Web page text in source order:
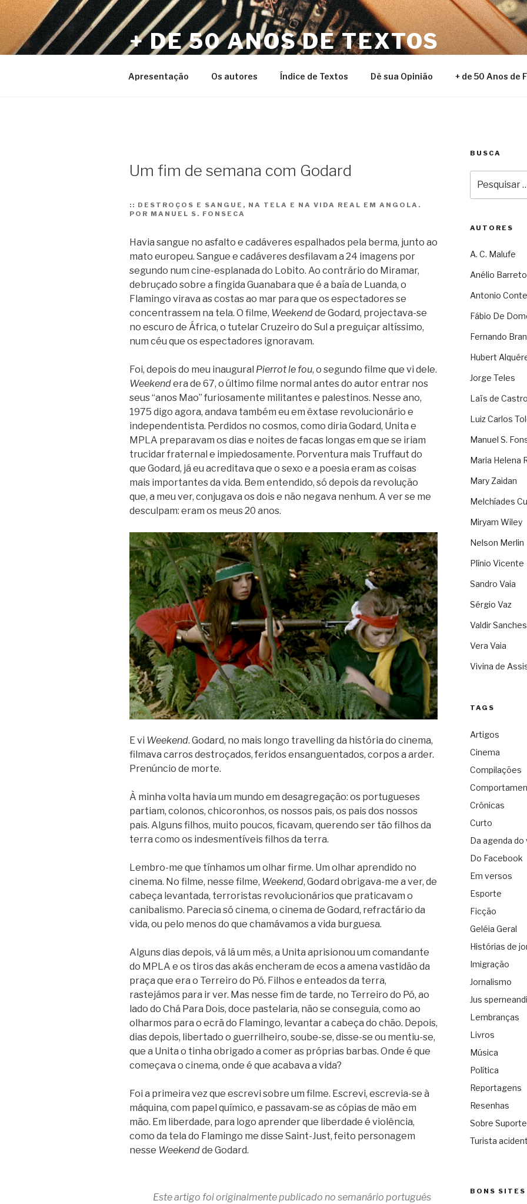
Pular
para
o
conteúdo
+ DE 50 ANOS DE TEXTOS
Apresentação Os autores Índice de Textos Dê sua Opinião + de 50 Anos de
Um fim de semana com Godard
:: DESTROÇOS E SANGUE, NA TELA E NA VIDA REAL EM ANGOLA.
POR MANUEL S. FONSECA
Havia sangue no asfalto e cadáveres espalhados pela berma, junto ao
mato europeu. Sangue e cadáveres desfilavam a 24 imagens por
segundo num cine-esplanada do Lobito. Ao contrário do Miramar,
debruçado sobre a fingida Guanabara que é a baía de Luanda, o
Flamingo virava as costas ao mar para que os espectadores se
concentrassem na tela. O filme, Weekendde Godard, projectava-se
no escuro de África, o tutelar Cruzeiro do Sul a preguiçar altíssimo,
num céu que os espectadores ignoravam.
Foi, depois do meu inaugural Pierrot le fou, o segundo filme que vi dele.
Weekendera de 67, o último filme normal antes do autor entrar nos
seus “anos Mao” furiosamente militantes e palestinos. Nesse ano,
1975 digo agora, andava também eu em êxtase revolucionário e
independentista. Perdidos no cosmos, como diria Godard, Unita e
MPLA preparavam os dias e noites de facas longas em que se iriam
trucidar fraternal e impiedosamente. Porventura mais Truffaut do
que Godard, já eu acreditava que o sexo e a poesia eram as coisas
mais importantes da vida. Bem entendido, só depois da revolução
que, a meu ver, conjugava os dois e não negava nenhum. A ver se me
desculpam: eram os meus 20 anos.
E vi Weekend. Godard, no mais longo travelling da história do cinema,
filmava carros destroçados, feridos ensanguentados, corpos a arder.
Prenúncio de morte.
À minha volta havia um mundo em desagregação: os portugueses
partiam, colonos, chicoronhos, os nossos pais, os pais dos nossos
pais. Alguns filhos, muito poucos, ficavam, querendo ser tão filhos da
terra como os indesmentíveis filhos da terra.
Lembro-me que tínhamos um olhar firme. Um olhar aprendido no
cinema. No filme, nesse filme, Weekend, Godard obrigava-me a ver, de
cabeça levantada, terroristas revolucionários que praticavam o
canibalismo. Parecia só cinema, o cinema de Godard, refractário da
vida, ou pelo menos do que chamávamos a vida burguesa.
Alguns dias depois, vá lá um mês, a Unita aprisionou um comandante
do MPLA e os tiros das akás encheram de ecos a amena vastidão da
praça que era o Terreiro do Pó. Filhos e enteados da terra,
rastejámos para ir ver. Mas nesse fim de tarde, no Terreiro do Pó, ao
lado do Chá Para Dois, doce pastelaria, não se conseguia, como ao
olharmos para o ecrã do Flamingo, levantar a cabeça do chão. Depois,
dias depois, libertado o guerrilheiro, soube-se, disse-se ou mentiu-se,
que a Unita o tinha obrigado a comer as próprias barbas. Onde é que
começava o cinema, onde é que acabava a vida?
Foi a primeira vez que escrevi sobre um filme. Escrevi, escrevia-se à
máquina, com papel químico, e passavam-se as cópias de mão em
mão. Em liberdade, para logo aprender que liberdade é violência,
como da tela do Flamingo me disse Saint-Just, feito personagem
nesse Weekendde Godard.
Este artigo foi originalmente publicado no semanário português
BUSCA
por:
AUTORES
A. C. Malufe
Anélio Barreto
Antonio
Fábio De
Fernando
Hubert
Jorge Teles
Laïs de Castro
Luiz Carlos
Manuel S.
Maria Helena
Mary Zaidan
Melchíades
Miryam Wiley
Nelson Merlin
Plínio Vicente
Sandro Vaia
Sérgio Vaz
Valdir Sanches
Vera Vaia
Vivina de
TAGS
Artigos
Cinema
Compilações
Crônicas
Curto
Da agenda do
Do Facebook
Em versos
Esporte
Ficção
Geléia Geral
Histórias de
Imigração
Jornalismo
Jus sperneandi
Lembranças
Livros
Música
Política
Reportagens
Resenhas
Sobre
Turista
BONS SITES